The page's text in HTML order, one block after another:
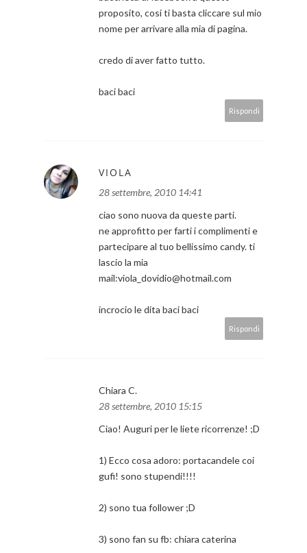
proposito, cosi ti basta cliccare sul mio
nome per arrivare alla mia di pagina.
credo di aver fatto tutto.
baci baci
Rispondi
VIOLA
28 settembre, 2010 14:41
ciao sono nuova da queste parti.
ne approfitto per farti i complimenti e
partecipare al tuo bellissimo candy. ti
lascio la mia
mail:viola_dovidio@hotmail.com
incrocio le dita baci baci
Rispondi
Chiara C.
28 settembre, 2010 15:15
Ciao! Auguri per le liete ricorrenze! ;D
1) Ecco cosa adoro: portacandele coi
gufi! sono stupendi!!!!
2) sono tua follower ;D
3) sono fan su fb: chiara caterina